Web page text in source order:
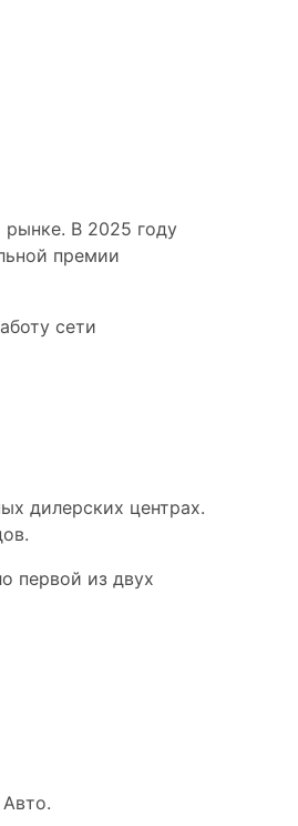
В 2025 году
премии
сети
дилерских центрах.
первой из двух